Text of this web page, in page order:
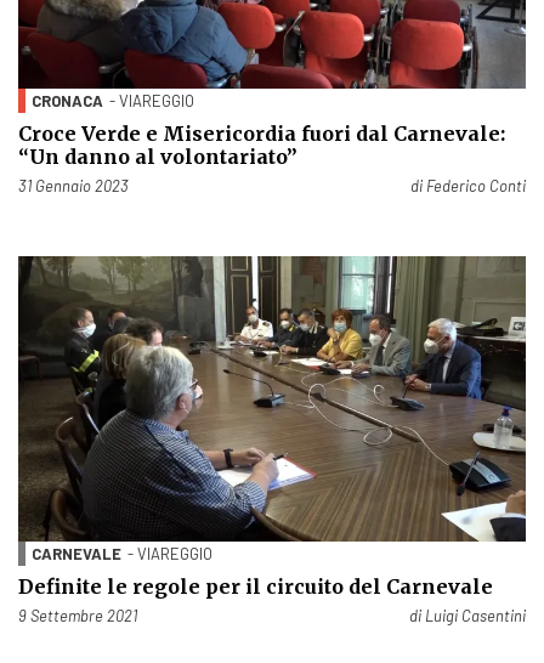
CRONACA - VIAREGGIO
Croce Verde e Misericordia fuori dal Carnevale:
“Un danno al volontariato”
Pubblicato il
31 Gennaio 2023 di Federico Conti
CARNEVALE - VIAREGGIO
Definite le regole per il circuito del Carnevale
Pubblicato il
9 Settembre 2021 di Luigi Casentini